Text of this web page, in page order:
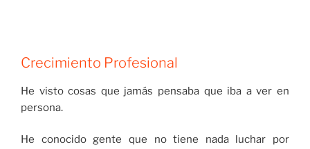
Crecimiento Profesional
He visto cosas que jamás pensaba que iba a ver en
persona.
He conocido gente que no tiene nada luchar por